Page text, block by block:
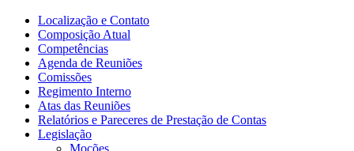
Localização e Contato
Composição Atual
Competências
Agenda de Reuniões
Comissões
Regimento Interno
Atas das Reuniões
Relatórios e Pareceres de Prestação de Contas
Legislação
Moções